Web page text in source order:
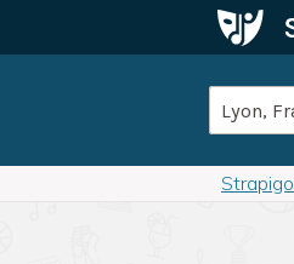
Strapigo